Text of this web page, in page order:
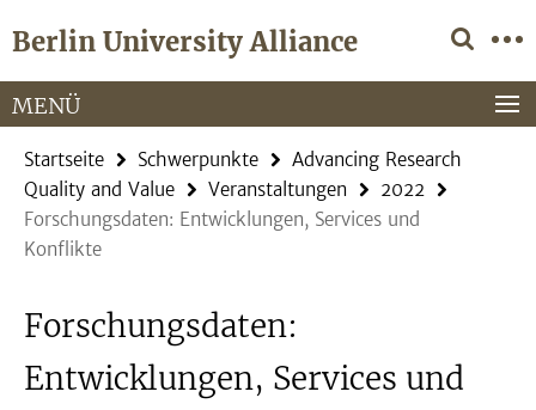
direkt
Inhalt
Berlin University Alliance
Service-
Navigation
MENÜ
Startseite Schwerpunkte
Advancing Research
Quality and Value
Veranstaltungen
2022
Forschungsdaten: Entwicklungen, Services und
Konflikte
Forschungsdaten:
Entwicklungen, Services und